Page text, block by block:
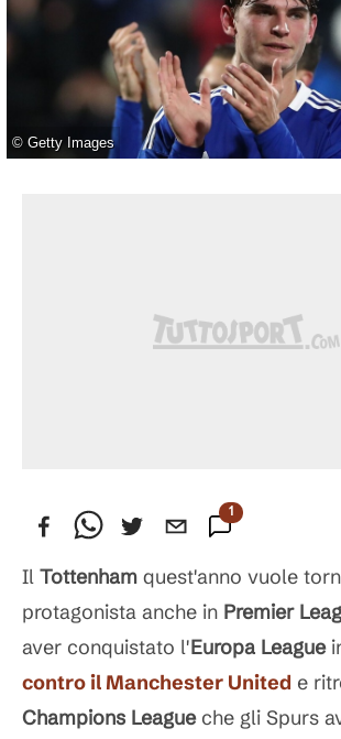
© Getty Images
1
Il Tottenham quest'anno vuole
protagonista anche in Premier
aver conquistato l'Europa League
contro il Manchester United e
Champions Leagueche gli Spurs